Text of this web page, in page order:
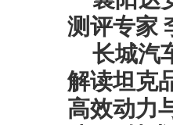
测评专家
长城汽
解读坦克
高效动力